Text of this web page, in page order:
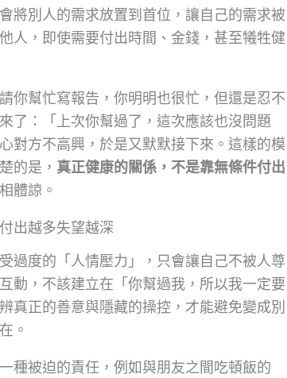
將別人的需求放置到首位，讓自己的需求被
人，即使需要付出時間、金錢，甚至犧牲健
你幫忙寫報告，你明明也很忙，但還是忍不
了：「上次你幫過了，這次應該也沒問題
對方不高興，於是又默默接下來。這樣的模
的是， 真正健康的關係，不是靠無條件付出
體諒。
出越多失望越深
過度的「人情壓力」，只會讓自己不被人尊
動，不該建立在「你幫過我，所以我一定要
真正的善意與隱藏的操控，才能避免變成別
。
種被迫的責任，例如與朋友之間吃頓飯的